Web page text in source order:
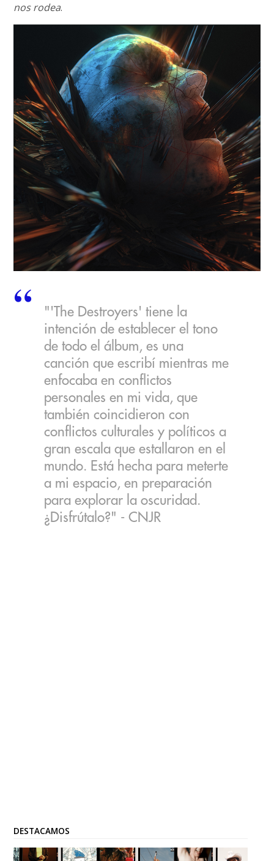
nos rodea.
"'The Destroyers' tiene la
intención de establecer el tono
de todo el álbum, es una
canción que escribí mientras me
enfocaba en conflictos
personales en mi vida, que
también coincidieron con
conflictos culturales y políticos a
gran escala que estallaron en el
mundo. Está hecha para meterte
a mi espacio, en preparación
para explorar la oscuridad.
¿Disfrútalo?" - CNJR
DESTACAMOS